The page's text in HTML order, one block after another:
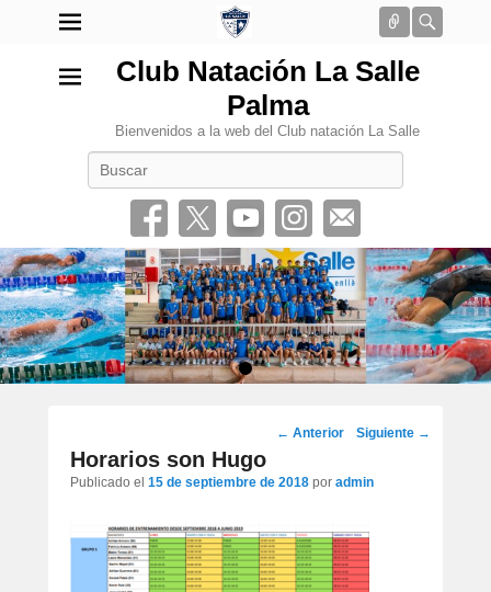
Conectar
Club Natación La Salle
Palma
Bienvenidos a la web del Club natación La Salle
•
Navegación
los
← Anterior Siguiente →
Horarios son Hugo
Publicado el 15 de septiembre de 2018 por admin